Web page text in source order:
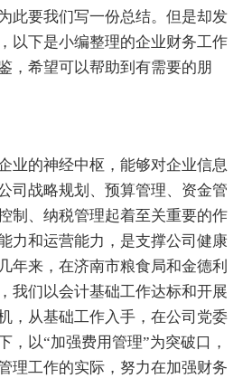
此要我们写一份总结。但是却发
以下是小编整理的企业财务工作
，希望可以帮助到有需要的朋
业的神经中枢，能够对企业信息
司战略规划、预算管理、资金管
制、纳税管理起着至关重要的作
力和运营能力，是支撑公司健康
年来，在济南市粮食局和金德利
我们以会计基础工作达标和开展
，从基础工作入手，在公司党委
，以“加强费用管理”为突破口，
理工作的实际，努力在加强财务